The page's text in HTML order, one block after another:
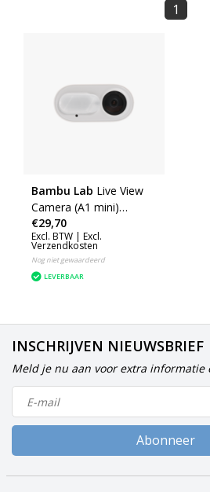
1
Bambu Lab Live View
Camera (A1 mini)
(CAM003)
€29,70
Excl. BTW | Excl.
Verzendkosten
Nog niet gewaardeerd
LEVERBAAR
INSCHRIJVEN NIEUWSBRIEF
Meld je nu aan voor extra
Abonneer